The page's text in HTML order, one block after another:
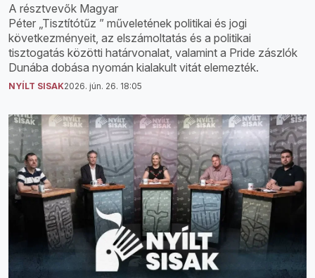
A résztvevők Magyar
Péter „Tisztítótűz ” műveletének politikai és jogi
következményeit, az elszámoltatás és a politikai
tisztogatás közötti határvonalat, valamint a Pride zászlók
Dunába dobása nyomán kialakult vitát elemezték.
NYÍLT SISAK2026. jún. 26. 18:05